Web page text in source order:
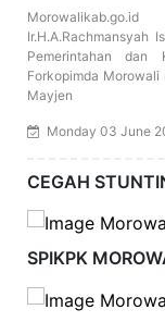
Ir.H.A.Rachmansyah
Pemerintahan dan
Forkopimda Morowali
Mayjen
Monday 03 June
CEGAH
SPIKPK